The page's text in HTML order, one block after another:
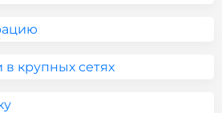
в крупных сетях